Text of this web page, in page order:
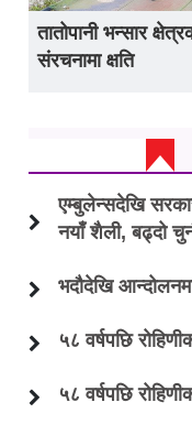
तातोपानी भन्सार
संरचनामा क्षति
एम्बुलेन्सदेखि
नयाँ शैली, बढ्दो
भदौदेखि
५८ वर्षपछि
५८ वर्षपछि